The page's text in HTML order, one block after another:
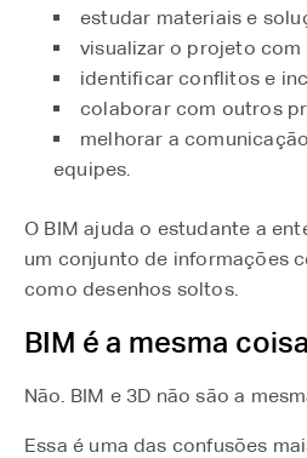
estudar materiais e
visualizar o projeto com
identificar conflitos e
colaborar com outros
melhorar a
equipes.
O BIM ajuda o estudante a
um conjunto de informações
como desenhos soltos.
BIM é a mesma
Não. BIM e 3D não são a
Essa é uma das confusões